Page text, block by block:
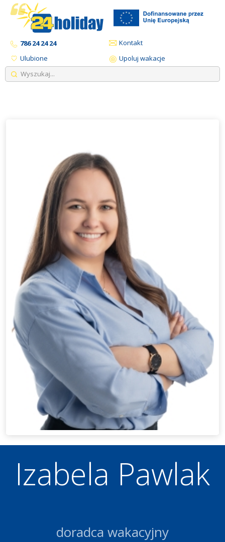
786 24 24 24
Kontakt
Ulubione
Upoluj wakacje
Izabela Pawlak
doradca wakacyjny